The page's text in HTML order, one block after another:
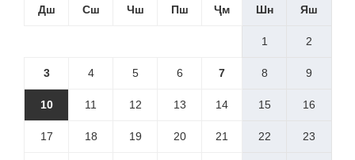
Дш Сш Чш Пш Ҷм Шн Яш
1 2
3 4 5 6 7 8 9
10 11 12 13 14 15 16
17 18 19 20 21 22 23